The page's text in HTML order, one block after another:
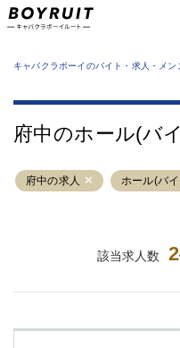
業
サ
キャバクラボーイのバイト・求人・メ
府中のホール(バ
府中の求人 ホール(バ
該当求人数 2
六本木
吉祥寺